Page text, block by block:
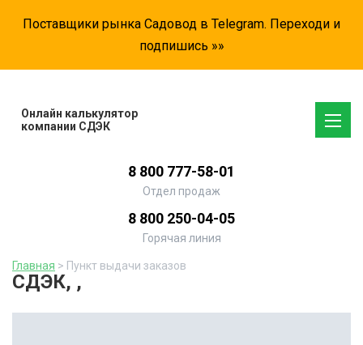
Поставщики рынка Садовод в Telegram. Переходи и
подпишись »»
Онлайн калькулятор
компании СДЭК
8 800 777-58-01
Отдел продаж
8 800 250-04-05
Горячая линия
Главная > Пункт выдачи заказов
СДЭК, ,